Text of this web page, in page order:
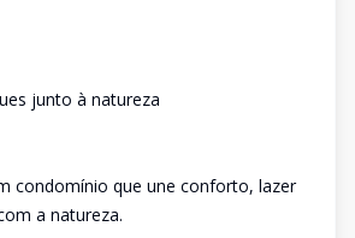
junto à natureza
condomínio que une conforto, lazer
a natureza.